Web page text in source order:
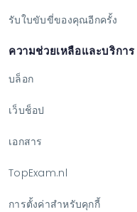
รับใบขับขี่ของคุณอีกครั้ง
ความช่วยเหลือและบริการ
บล็อก
เว็บช็อป
เอกสาร
TopExam.nl
การตั้งค่าสำหรับคุกกี้